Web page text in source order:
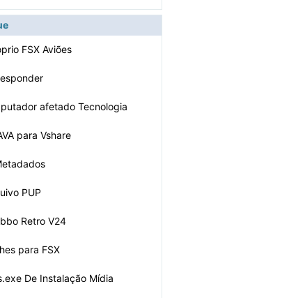
FSX Aviões
afetado Tecnologia
para Vshare
PUP
Retro V24
para FSX
De Instalação Mídia